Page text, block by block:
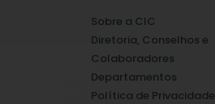
Sobre a CIC
Diretoria, Conselhos e
Colaboradores
Departamentos
Política de Privacidade